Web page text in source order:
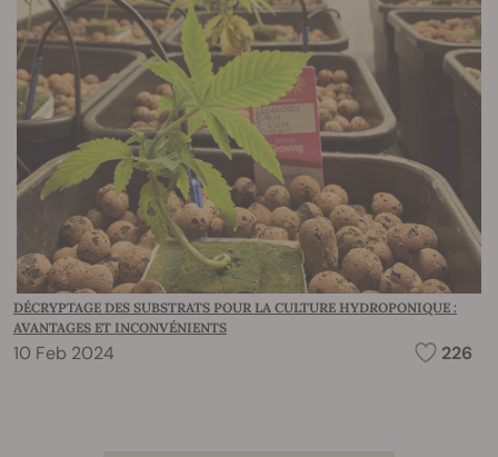
DÉCRYPTAGE DES SUBSTRATS POUR LA CULTURE HYDROPONIQUE :
AVANTAGES ET INCONVÉNIENTS
10 Feb 2024 226